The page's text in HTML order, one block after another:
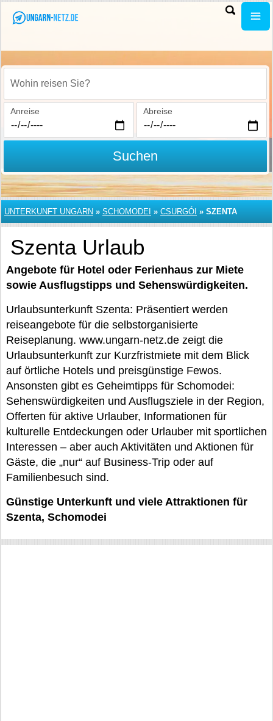
Wohin reisen Sie?
Anreise Abreise
Suchen
UNTERKUNFT UNGARN » SCHOMODEI » CSURGÓI » SZENTA
Szenta Urlaub
Angebote für Hotel oder Ferienhaus zur Miete
sowie Ausflugstipps und Sehenswürdigkeiten.
Urlaubsunterkunft Szenta: Präsentiert werden
reiseangebote für die selbstorganisierte
Reiseplanung. www.ungarn-netz.de zeigt die
Urlaubsunterkunft zur Kurzfristmiete mit dem Blick
auf örtliche Hotels und preisgünstige Fewos.
Ansonsten gibt es Geheimtipps für Schomodei:
Sehenswürdigkeiten und Ausflugsziele in der Region,
Offerten für aktive Urlauber, Informationen für
kulturelle Entdeckungen oder Urlauber mit sportlichen
Interessen – aber auch Aktivitäten und Aktionen für
Gäste, die „nur“ auf Business-Trip oder auf
Familienbesuch sind.
Günstige Unterkunft und viele Attraktionen für
Szenta, Schomodei